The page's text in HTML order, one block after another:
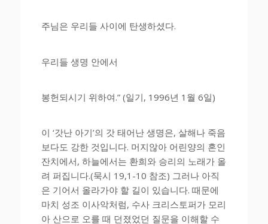
주님은 우리들 사이에 탄생하셨다.
우리들 생명 안에서
봉헌되시기 위하여.” (일기, 1996년 1월 6일)
이 ‘갓난 아기’의 갓 태어난 생명은, 살해나 죽음
보다도 강한 것입니다. 머지않아 어린양의 혼인
잔치에서, 하늘에서는 환희와 승리의 노래가 올
려 퍼집니다.(묵시 19,1-10 참조) 그러나 아직
은 기어서 올라가야 할 길이 있습니다. 때문에
마치 성조 이사악처럼, 수사 크리스토퍼가 모리
아 산으로 오를 때 던졌었던 질문을 이해할 수